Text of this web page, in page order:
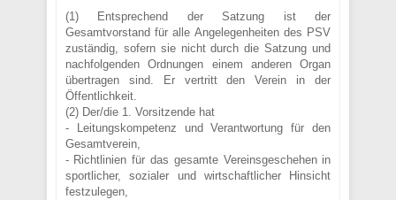
(1) Entsprechend der Satzung ist der
Gesamtvorstand für alle Angelegenheiten des PSV
zuständig, sofern sie nicht durch die Satzung und
nachfolgenden Ordnungen einem anderen Organ
übertragen sind. Er vertritt den Verein in der
Öffentlichkeit.
(2) Der/die 1. Vorsitzende hat
- Leitungskompetenz und Verantwortung für den
Gesamtverein,
- Richtlinien für das gesamte Vereinsgeschehen in
sportlicher, sozialer und wirtschaftlicher Hinsicht
festzulegen,